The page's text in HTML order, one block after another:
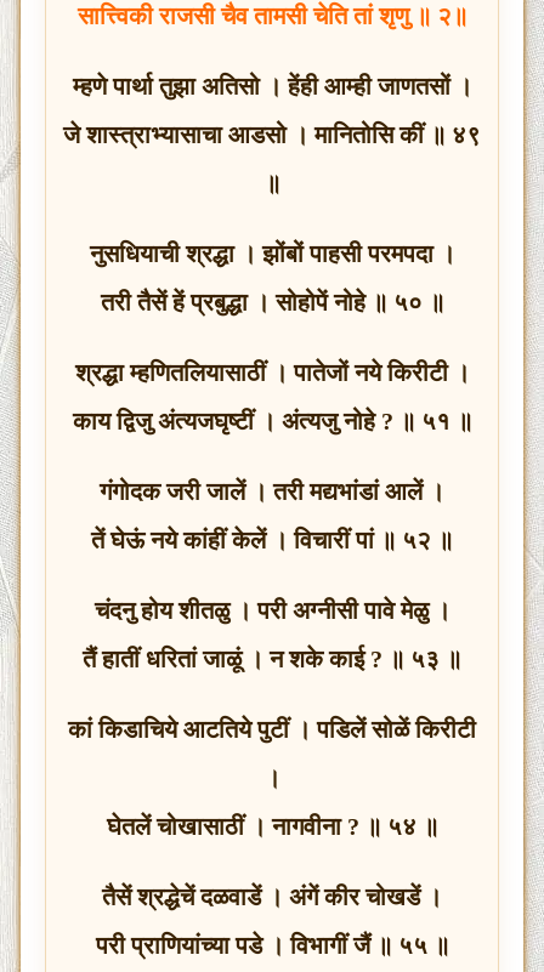
सात्त्विकी राजसी चैव तामसी चेति तां शृणु ॥ २॥
म्हणे पार्था तुझा अतिसो । हेंही आम्ही जाणतसों ।
जे शास्त्राभ्यासाचा आडसो । मानितोसि कीं ॥ ४९
॥
नुसधियाची श्रद्धा । झोंबों पाहसी परमपदा ।
तरी तैसें हें प्रबुद्धा । सोहोपें नोहे ॥ ५० ॥
श्रद्धा म्हणितलियासाठीं । पातेजों नये किरीटी ।
काय द्विजु अंत्यजघृष्टीं । अंत्यजु नोहे ? ॥ ५१ ॥
गंगोदक जरी जालें । तरी मद्यभांडां आलें ।
तें घेऊं नये कांहीं केलें । विचारीं पां ॥ ५२ ॥
चंदनु होय शीतळु । परी अग्नीसी पावे मेळु ।
तैं हातीं धरितां जाळूं । न शके काई ? ॥ ५३ ॥
कां किडाचिये आटतिये पुटीं । पडिलें सोळें किरीटी
।
घेतलें चोखासाठीं । नागवीना ? ॥ ५४ ॥
तैसें श्रद्धेचें दळवाडें । अंगें कीर चोखडें ।
परी प्राणियांच्या पडे । विभागीं जैं ॥ ५५ ॥